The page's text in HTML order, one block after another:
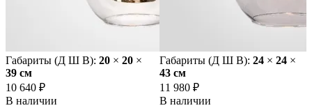
Габариты (Д Ш В): 20 × 20 ×
39 cм
10 640 ₽
В наличии
Габариты (Д Ш В): 24 × 24 ×
43 cм
11 980 ₽
В наличии